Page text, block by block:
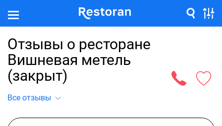
Отзывы о ресторане
Вишневая метель
(закрыт)
Все отзывы